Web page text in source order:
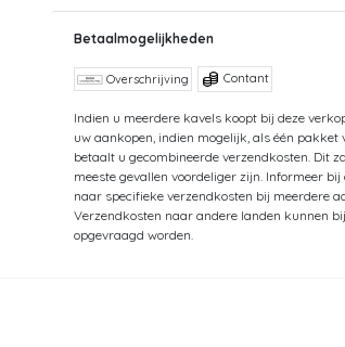
Betaalmogelijkheden
Overschrijving Contant
Indien u meerdere kavels koopt bij deze
uw aankopen, indien mogelijk, als één pakket
betaalt u gecombineerde verzendkosten. Dit
meeste gevallen voordeliger zijn. Informeer bij
naar specifieke verzendkosten bij meerdere
Verzendkosten naar andere landen kunnen
opgevraagd worden.